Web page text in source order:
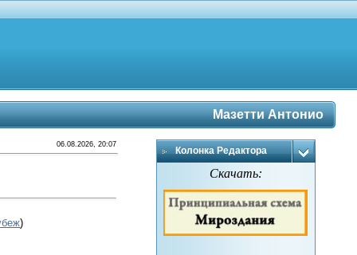
Мазетти Антонио
06.08.2026, 20:07
)
Колонка Редактора
Скачать: